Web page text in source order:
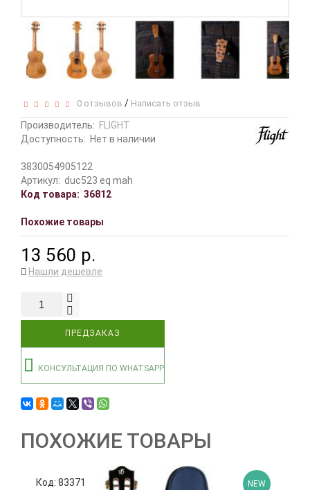
0 отзывов / Написать отзыв
Производитель: FLIGHT
Доступность: Нет в наличии
3830054905122
Артикул: duc523 eq mah
Код товара: 36812
Похожие товары
13 560 р.
Нашли дешевле
ПРЕДЗАКАЗ
КОНСУЛЬТАЦИЯ ПО WHATSAPP
ПОХОЖИЕ ТОВАРЫ
Код: 83371 NEW